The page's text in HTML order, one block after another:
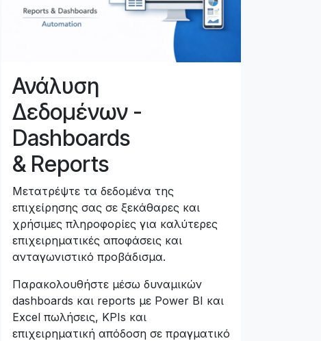
Ανάλυση
Δεδομένων -
Dashboards
& Reports
Μετατρέψτε τα δεδομένα της
επιχείρησης σας σε ξεκάθαρες και
χρήσιμες πληροφορίες για καλύτερες
επιχειρηματικές αποφάσεις και
ανταγωνιστικό προβάδισμα.
Παρακολουθήστε μέσω δυναμικών
dashboards και reports με Power BI και
Excel πωλήσεις, KPIs και
επιχειρηματική απόδοση σε πραγματικό